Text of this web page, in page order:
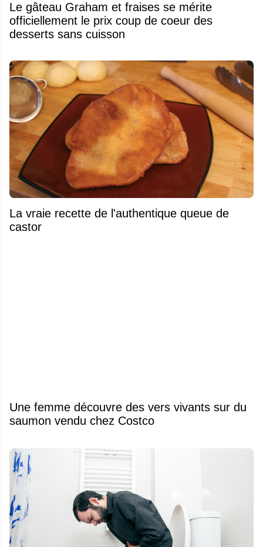
Le gâteau Graham et fraises se mérite
officiellement le prix coup de coeur des
desserts sans cuisson
La vraie recette de l'authentique queue de
castor
Une femme découvre des vers vivants sur du
saumon vendu chez Costco